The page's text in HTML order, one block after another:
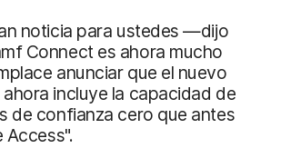
noticia para ustedes —dijo
Connect es ahora mucho
anunciar que el nuevo
incluye la capacidad de
de confianza cero que antes
Access".